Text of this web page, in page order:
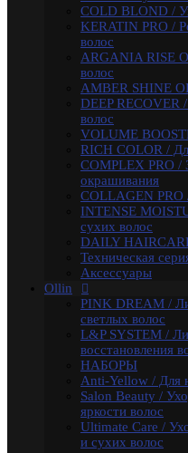
L&P SYSTEM /
восстановления
НАБОРЫ
Anti-Yellow / Для
Salon Beauty /
яркости волос
Ultimate Care /
и сухих волос
Basic Line /
Bionika /
BIONIKA -
BIONIKA -
BIONIKA -
BIONIKA -
BIONIKA -
BIONIKA -
BIONIKA -
Care / Уход за
COCKTAIL BAR /
CURL &
вьющимися
CURL HAIR /
FULL FORCE /
FULL
FULL
FULL
FULL
INTENSE PROFI
COLD BLOND /
KERATIN PRO /
волос
ARGANIA RISE
волос
AMBER SHINE
DEEP RECOVER
волос
VOLUME
RICH COLOR /
COMPLEX PRO /
окрашивания
COLLAGEN PRO
INTENSE
сухих волос
DAILY
Техническая
Аксессуары
Ollin
PINK DREAM /
светлых волос
L&P SYSTEM /
восстановления
НАБОРЫ
Anti-Yellow / Для
Salon Beauty /
яркости волос
Ultimate Care /
и сухих волос